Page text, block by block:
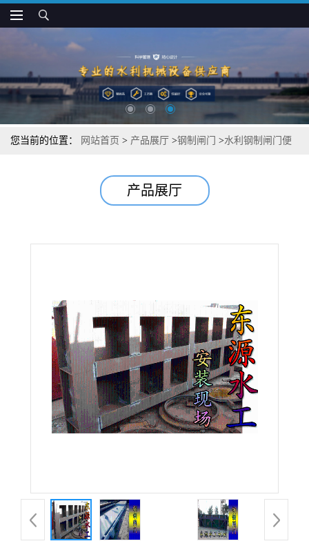
您当前的位置： 网站首页 > 产品展厅 >钢制闸门 >水利钢制闸门便
产品展厅